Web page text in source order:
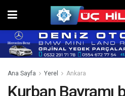
Ana Sayfa Yerel Ankara
Kurban Bayramı